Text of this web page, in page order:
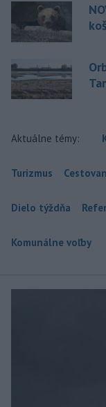
Aktuálne témy:
Turizmus
Dielo týždňa
Komunálne voľby